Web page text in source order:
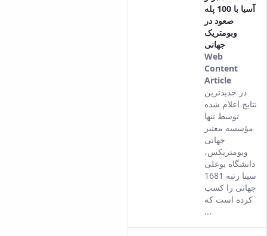
آسیا با 100 پله
صعود در
وبومتریک
جهانی
Web
Content
Article
result
comes
from
the
version
of this
content.
در جدیدترین
نتایج اعلام شده
توسط تنها
مؤسسه معتبر
جهانی
وبومتریکس،
دانشگاه بوعلی
سینا رتبه 1681
جهانی را کسب
کرده است که
...